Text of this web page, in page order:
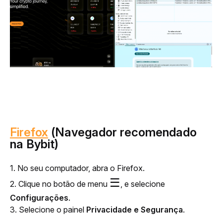
Firefox (Navegador recomendado
na Bybit)
1. No seu computador, abra o Firefox.
2. Clique no botão de menu ☰
Configurações.
3. Selecione o painel Privacidade e Segurança.